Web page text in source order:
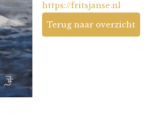
https://fritsjanse.nl
Terug naar overzicht